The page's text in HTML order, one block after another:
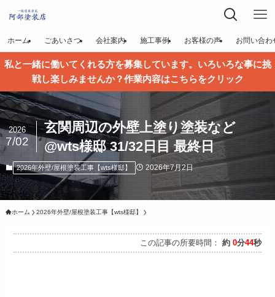
ホーム ごあいさつ 会社案内 施工事例 お客様の声 お問い合わ
私と一緒に働いてくれる方を募集しています。いろいろな事に挑
戦し楽しみませんか？作業内容はこちらをクリック
玄関周辺の外壁上塗り塗装など
@wts様邸 31/32日目 最終日
2026
7/02
2026年外壁/屋根塗装工事【wts様邸】 2026年7月2日
ホーム 2026年外壁/屋根塗装工事【wts様邸】
この記事の所要時間： 約 0分44秒